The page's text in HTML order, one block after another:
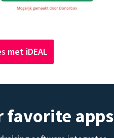
met iDEAL
favorite apps